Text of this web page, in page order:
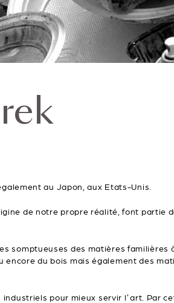
au Japon, aux Etats-Unis.
de notre propre réalité, font partie
somptueuses des matières familières
encore du bois mais également des
pour mieux servir l’art. Par